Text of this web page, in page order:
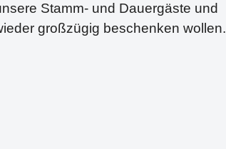
Stamm- und Dauergäste und
großzügig beschenken wollen.